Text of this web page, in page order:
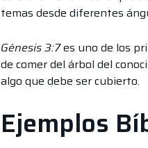
temas desde diferentes
Génesis 3:7es uno de los
de comer del árbol del
algo que debe ser cubierto.
Ejemplos